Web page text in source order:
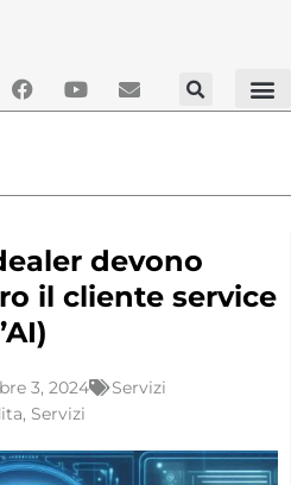
devono
il cliente service
3, 2024
Servizi
, Servizi